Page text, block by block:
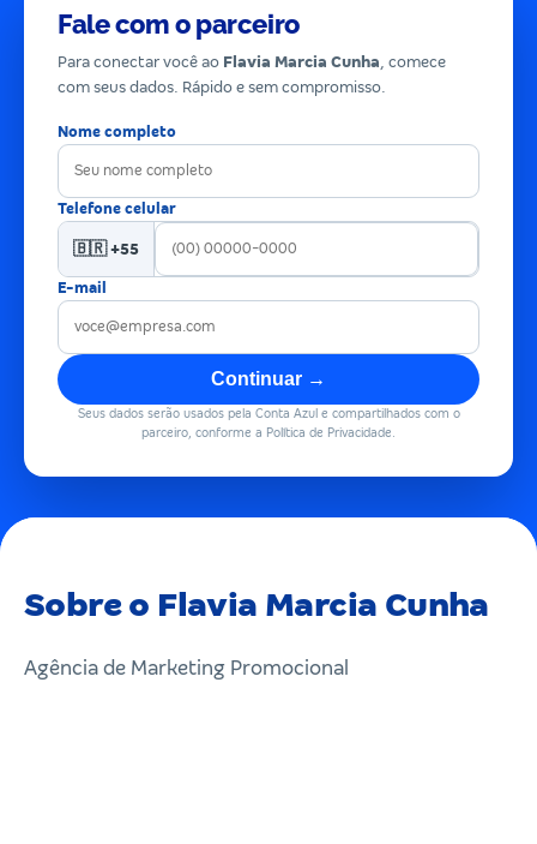
Fale com o parceiro
Para conectar você ao Flavia Marcia Cunha, comece
com seus dados. Rápido e sem compromisso.
Nome completo
Telefone celular
🇧🇷 +55
E-mail
Continuar →
Seus dados serão usados pela Conta Azul e compartilhados com o
parceiro, conforme a Política de Privacidade.
Sobre o Flavia Marcia Cunha
Agência de Marketing Promocional